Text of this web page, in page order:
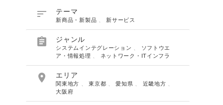
 テーマ
新商品・新製品 新サービス
 ジャンル
システムインテグレーション
ソフトウエ
ア・情報処理
ネットワーク・ITインフラ
 エリア
関東地方 、東京都 、愛知県 近畿地方
大阪府